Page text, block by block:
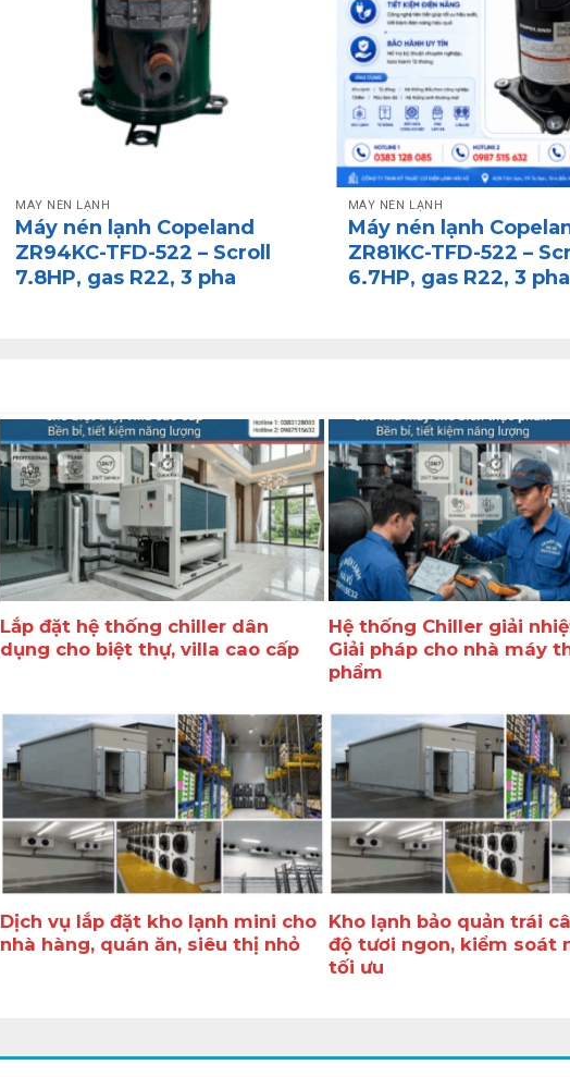
MÁY NÉN LẠNH
Máy nén lạnh Copeland
ZR94KC-TFD-522 – Scroll
7.8HP, gas R22, 3 pha
MÁY NÉN LẠNH
Máy nén lạnh
ZR81KC-TFD-522 –
6.7HP, gas R22, 3 pha
Lắp đặt hệ thống chiller dân
dụng cho biệt thự, villa cao cấp
Hệ thống Chiller giải
Giải pháp cho nhà máy
phẩm
Dịch vụ lắp đặt kho lạnh mini cho
nhà hàng, quán ăn, siêu thị nhỏ
Kho lạnh bảo quản trái
độ tươi ngon, kiểm soát
tối ưu